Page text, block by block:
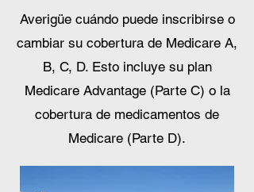
Averigüe cuándo puede inscribirse o
cambiar su cobertura de Medicare A,
B, C, D. Esto incluye su plan
Medicare Advantage (Parte C) o la
cobertura de medicamentos de
Medicare (Parte D).